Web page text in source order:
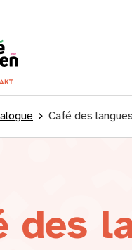
Café des
des